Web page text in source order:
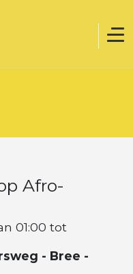
Afro-
01:00 tot
- Bree -